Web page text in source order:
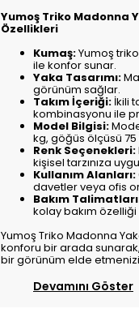
Yumoş Triko Madonna
Özellikleri
Kumaş:Yumoş
ile konfor sunar.
Yaka Tasarımı:
görünüm sağlar.
Takım İçeriği: İkili
kombinasyonu ile
Model Bilgisi:
kg, göğüs ölçüsü
Renk Seçenekleri:
kişisel tarzınıza
Kullanım Alanları:
davetler veya ofis
Bakım
kolay bakım
Yumoş Triko Madonna
konforu bir arada
bir görünüm elde
Devamını Göster